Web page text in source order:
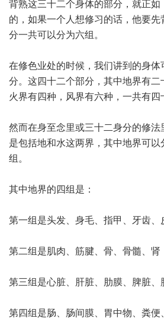
背熟这三十二个身体的部分，就正如
的，如果一个人想修习的话，他要
分一共可以分为六组。
在修色业处的时候，我们讲到的身体
分。这四十二个部分，其中地界有二
火界有四种，风界有六种，一共有四
然而在身至念里或三十二身分的修法
是包括地和水这两界，其中地界可
组。
其中地界的四组是：
第一组是头发、身毛、指甲、牙齿、
第二组是肌肉、筋腱、骨、骨髓、肾
第三组是心脏、肝脏、肋膜、脾脏、
第四组是肠、肠间膜、胃中物、粪便